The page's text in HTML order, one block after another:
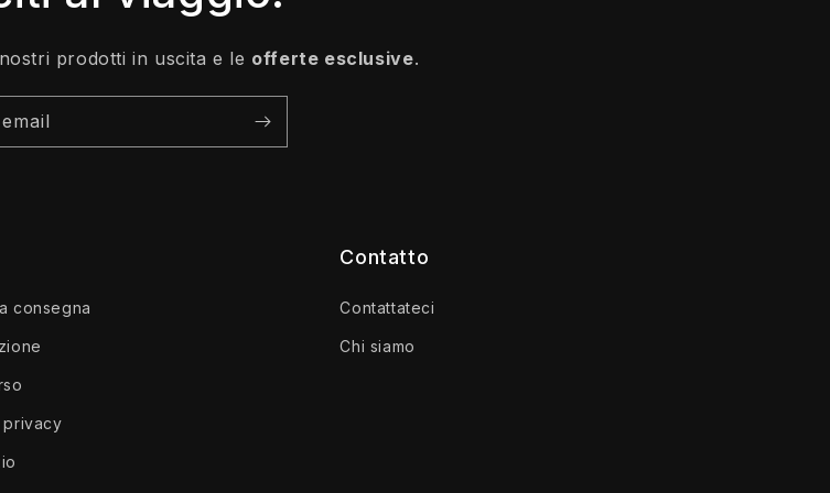
prodotti in uscita e le offerte esclusive.
consegna
privacy
Contatto
Contattateci
Chi siamo